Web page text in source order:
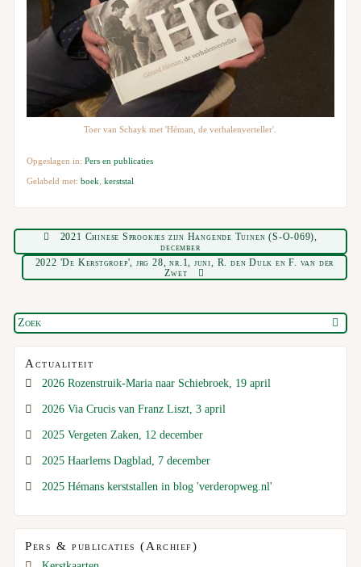
Toer van Schayk met 'Héman, de verhalenverteller'.
Opgeslagen in:Pers en publicaties
Gelabeld met:boek ,kerststal
2021 Chinese Sprookjes zijn Hangende Tuinen (S-O-069),
december
2022 'De Kerstgroep', jrg 28, nr.1, juni, R. den Dulk en F. van der
Zwet
Actualiteit
2026 Rozenstruik-Maria naar Schiebroek, 19 april
2026 Via Crucis van Franz Liszt, 3 april
2025 Vergeten Zaken, 12 december
2025 Haarlems Dagblad, 7 december
2025 Hémans kerststallen in blog 'verderopweg.nl'
Pers & publicaties (Archief)